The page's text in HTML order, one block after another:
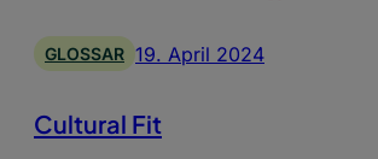
GLOSSAR 19. April 2024
Cultural Fit